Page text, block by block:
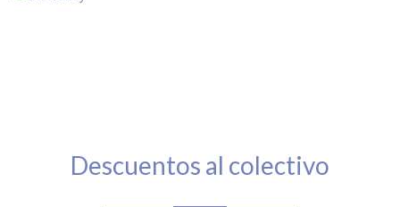
Descuentos al colectivo